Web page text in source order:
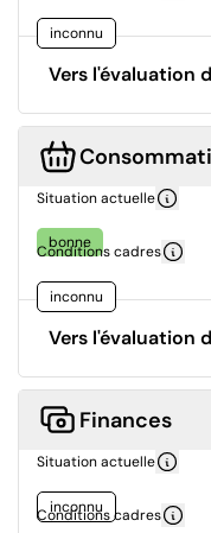
inconnu
Vers l'évaluation
Situation actuelle
bonne
Conditions cadres
inconnu
Vers l'évaluation
Finances
Situation actuelle
inconnu
Conditions cadres